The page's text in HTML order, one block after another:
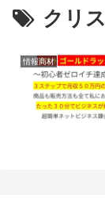
クリス
情報商材